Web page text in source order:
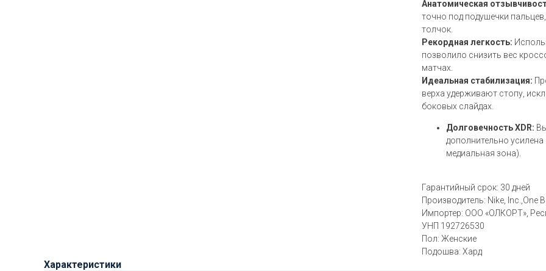
Анатомическая
точно под подушечки
толчок.
Рекордная легкость:
позволило снизить вес
матчах.
Идеальная стабилизация:
верха удерживают стопу,
боковых слайдах.
Долговечность XDR:
дополнительно
медиальная зона).
Гарантийный срок: 30 дней
Производитель: Nike, Inc.,One
Импортер: ООО «ОЛКОРТ»,
УНП 192726530
Пол: Женские
Подошва: Хард
Характеристики